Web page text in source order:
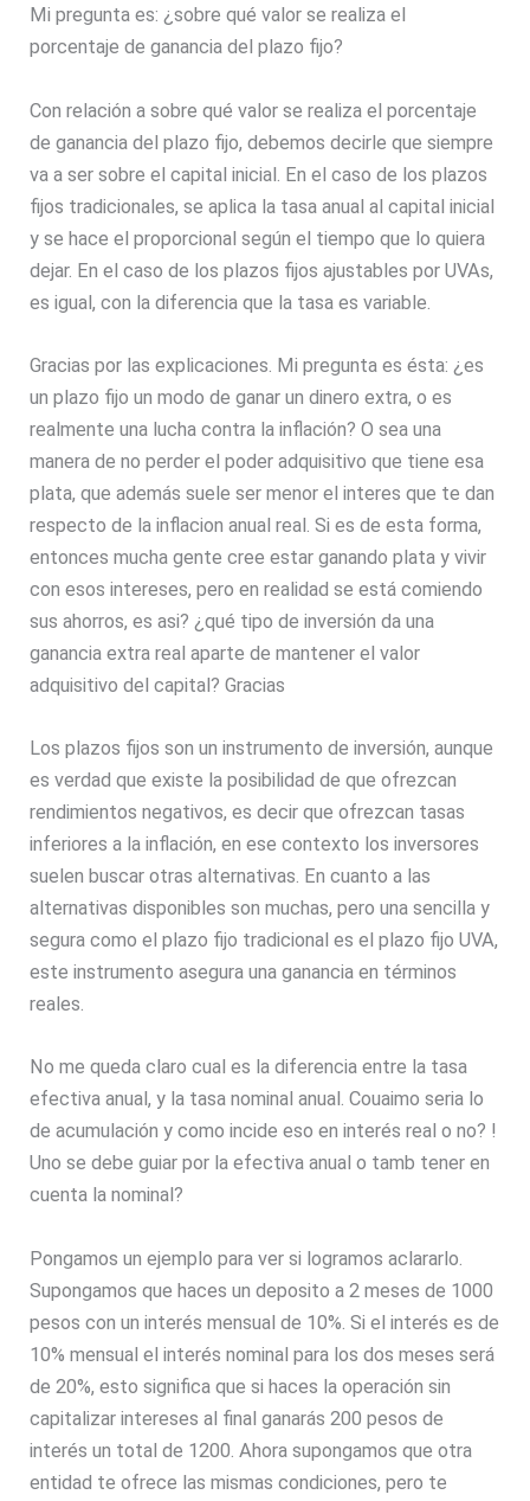
Mi pregunta es: ¿sobre qué valor se realiza el
porcentaje de ganancia del plazo fijo?
Con relación a sobre qué valor se realiza el porcentaje
de ganancia del plazo fijo, debemos decirle que siempre
va a ser sobre el capital inicial. En el caso de los plazos
fijos tradicionales, se aplica la tasa anual al capital inicial
y se hace el proporcional según el tiempo que lo quiera
dejar. En el caso de los plazos fijos ajustables por UVAs,
es igual, con la diferencia que la tasa es variable.
Gracias por las explicaciones. Mi pregunta es ésta: ¿es
un plazo fijo un modo de ganar un dinero extra, o es
realmente una lucha contra la inflación? O sea una
manera de no perder el poder adquisitivo que tiene esa
plata, que además suele ser menor el interes que te dan
respecto de la inflacion anual real. Si es de esta forma,
entonces mucha gente cree estar ganando plata y vivir
con esos intereses, pero en realidad se está comiendo
sus ahorros, es asi? ¿qué tipo de inversión da una
ganancia extra real aparte de mantener el valor
adquisitivo del capital? Gracias
Los plazos fijos son un instrumento de inversión, aunque
es verdad que existe la posibilidad de que ofrezcan
rendimientos negativos, es decir que ofrezcan tasas
inferiores a la inflación, en ese contexto los inversores
suelen buscar otras alternativas. En cuanto a las
alternativas disponibles son muchas, pero una sencilla y
segura como el plazo fijo tradicional es el plazo fijo UVA,
este instrumento asegura una ganancia en términos
reales.
No me queda claro cual es la diferencia entre la tasa
efectiva anual, y la tasa nominal anual. Couaimo seria lo
de acumulación y como incide eso en interés real o no? !
Uno se debe guiar por la efectiva anual o tamb tener en
cuenta la nominal?
Pongamos un ejemplo para ver si logramos aclararlo.
Supongamos que haces un deposito a 2 meses de 1000
pesos con un interés mensual de 10%. Si el interés es de
10% mensual el interés nominal para los dos meses será
de 20%, esto significa que si haces la operación sin
capitalizar intereses al final ganarás 200 pesos de
interés un total de 1200. Ahora supongamos que otra
entidad te ofrece las mismas condiciones, pero te